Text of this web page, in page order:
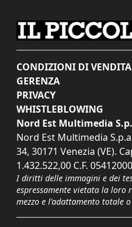
CONDIZIONI DI VENDITA
GERENZA
PRIVACY
WHISTLEBLOWING
Nord Est Multimedia
Nord Est Multimedia
34, 30171 Venezia (VE).
1.432.522,00 C.F.
I diritti delle immagini e dei
espressamente vietata la loro
mezzo e l'adattamento totale